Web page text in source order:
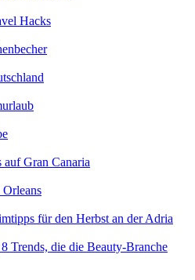
Hacks
Gran Canaria
für den Herbst an der Adria
Trends, die die Beauty-Branche